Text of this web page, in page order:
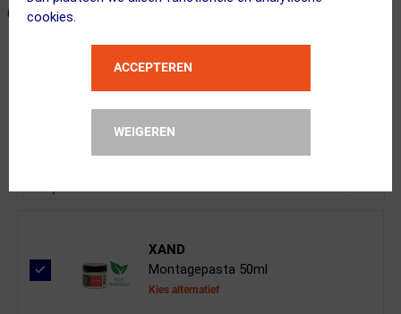
cookies.
ACCEPTEREN
WEIGEREN
← Terug naar productnavigatie
ONZE AANBEVOLEN COMBINATIE
XAND
Montagepasta 50ml
Kies alternatief